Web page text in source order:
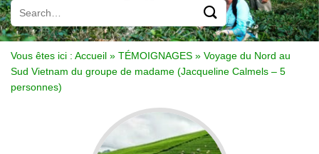
Vous êtes ici : Accueil » TÉMOIGNAGES » Voyage du Nord au
Sud Vietnam du groupe de madame (Jacqueline Calmels – 5
personnes)